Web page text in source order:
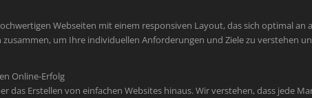
Webseiten mit einem responsiven Layout, das sich optimal
um Ihre individuellen Anforderungen und Ziele zu verstehen
Online-Erfolg
das Erstellen von einfachen Websites hinaus. Wir verstehen, dass jede